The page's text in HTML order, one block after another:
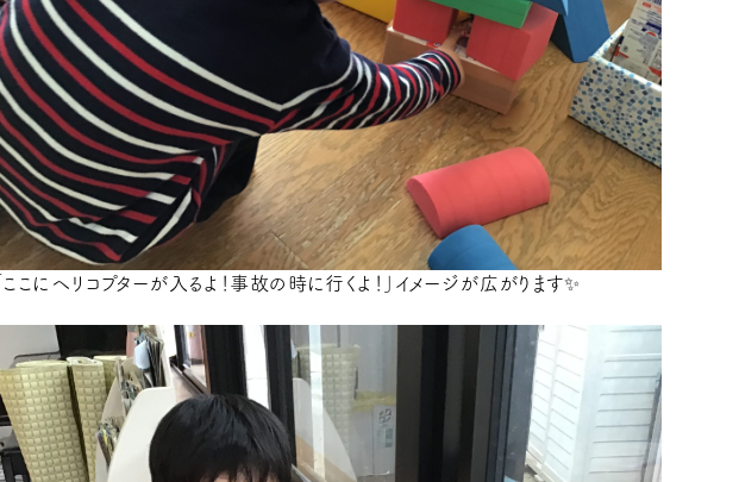
「ここにヘリコプターが入るよ！事故の時に行くよ！」イメージが広がります✨